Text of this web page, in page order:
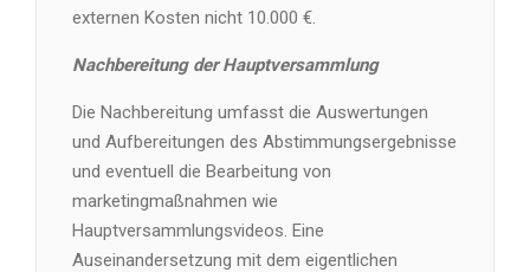
externen Kosten nicht 10.000 €.
Nachbereitung der Hauptversammlung
Die Nachbereitung umfasst die Auswertungen
und Aufbereitungen des Abstimmungsergebnisse
und eventuell die Bearbeitung von
marketingmaßnahmen wie
Hauptversammlungsvideos. Eine
Auseinandersetzung mit dem eigentlichen